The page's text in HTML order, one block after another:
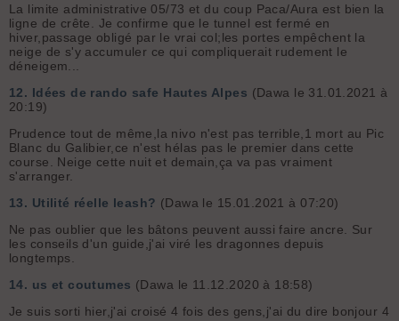
La limite administrative 05/73 et du coup Paca/Aura est bien la
ligne de crête. Je confirme que le tunnel est fermé en
hiver,passage obligé par le vrai col;les portes empêchent la
neige de s'y accumuler ce qui compliquerait rudement le
déneigem...
12. Idées de rando safe Hautes Alpes (Dawa le 31.01.2021 à
20:19)
Prudence tout de même,la nivo n'est pas terrible,1 mort au Pic
Blanc du Galibier,ce n'est hélas pas le premier dans cette
course. Neige cette nuit et demain,ça va pas vraiment
s'arranger.
13. Utilité réelle leash? (Dawa le 15.01.2021 à 07:20)
Ne pas oublier que les bâtons peuvent aussi faire ancre. Sur
les conseils d'un guide,j'ai viré les dragonnes depuis
longtemps.
14. us et coutumes (Dawa le 11.12.2020 à 18:58)
Je suis sorti hier,j'ai croisé 4 fois des gens,j'ai du dire bonjour 4